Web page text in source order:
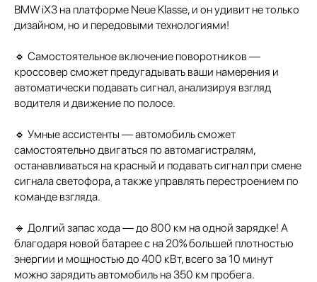
BMW iX3 на платформе Neue Klasse, и он удивит не только
дизайном, но и передовыми технологиями!
🔹 Самостоятельное включение поворотников —
кроссовер сможет предугадывать ваши намерения и
автоматически подавать сигнал, анализируя взгляд
водителя и движение по полосе.
🔹 Умные ассистенты — автомобиль сможет
самостоятельно двигаться по автомагистралям,
останавливаться на красный и подавать сигнал при смене
сигнала светофора, а также управлять перестроением по
команде взгляда.
🔹 Долгий запас хода — до 800 км на одной зарядке! А
благодаря новой батарее с на 20% большей плотностью
энергии и мощностью до 400 кВт, всего за 10 минут
можно зарядить автомобиль на 350 км пробега.